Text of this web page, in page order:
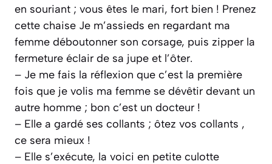
en souriant ; vous êtes le mari, fort bien ! Prenez
cette chaise Je m’assieds en regardant ma
femme déboutonner son corsage, puis zipper la
fermeture éclair de sa jupe et l’ôter.
– Je me fais la réflexion que c’est la première
fois que je volis ma femme se dévêtir devant un
autre homme ; bon c’est un docteur !
– Elle a gardé ses collants ; ôtez vos collants ,
ce sera mieux !
– Elle s’exécute, la voici en petite culotte